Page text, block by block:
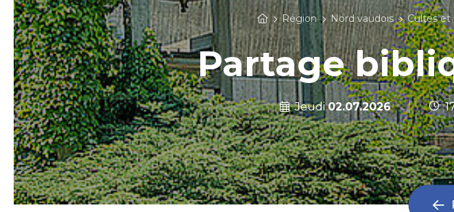
Région Nord vaudois Cultes
Partage
Jeudi02.07.2026 |